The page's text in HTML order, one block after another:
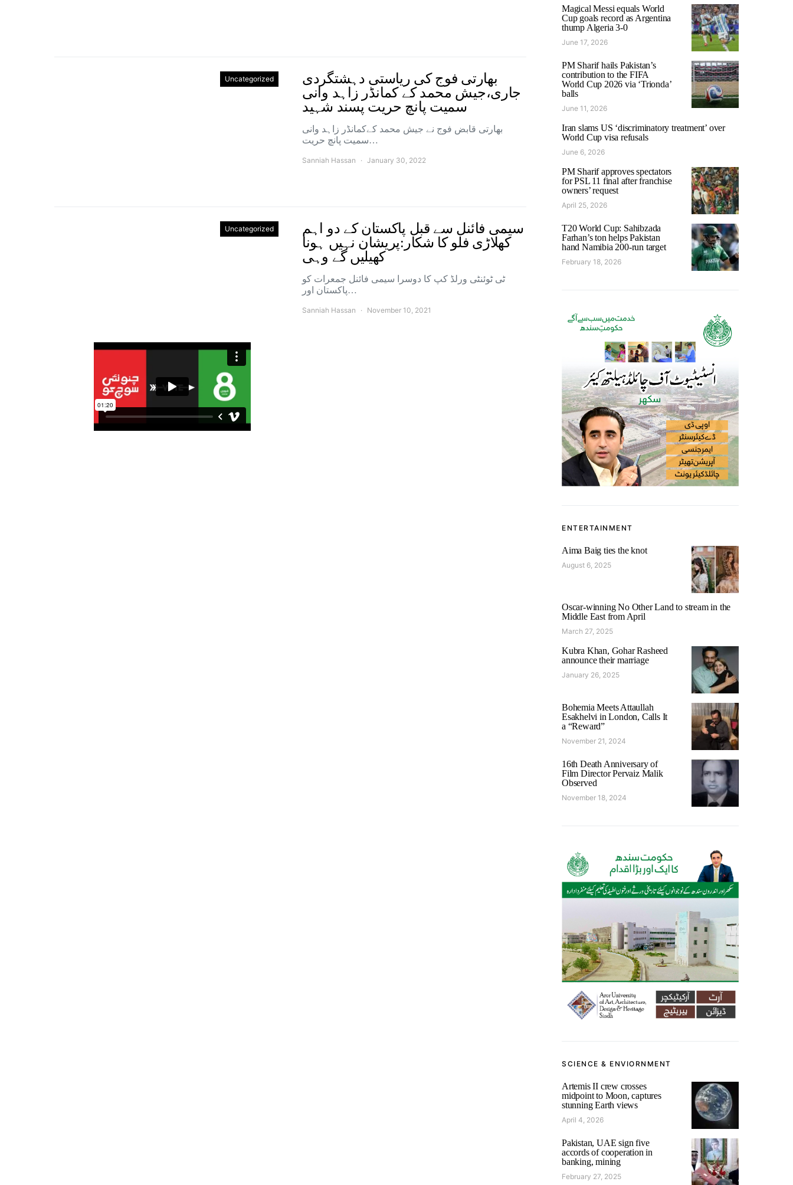
Uncategorized
بھارتی فوج کی ریاستی دہشتگردی
جاری،جیش محمد کے کمانڈر زاہد وانی
سمیت پانچ حریت پسند شہید
بھارتی قابض فوج نے جیش محمد کےکمانڈر زاہد وانی
سمیت پانچ حریت…
Sanniah Hassan January 30, 2022
Uncategorized
سیمی فائنل سے قبل پاکستان کے دو اہم
کھلاڑی فلو کا شکار:پریشان نہیں ہونا
کھیلیں گے وہی
ٹی ٹوئنٹی ورلڈ کپ کا دوسرا سیمی فائنل جمعرات کو
پاکستان اور…
Sanniah Hassan November 10, 2021
Magical Messi equals World
Cup goals record as Argentina
thump Algeria 3-0
June 17, 2026
PM Sharif hails Pakistan’s
contribution to the FIFA
World Cup 2026 via ‘Trionda’
balls
June 11, 2026
Iran slams US ‘discriminatory treatment’ over
World Cup visa refusals
June 6, 2026
PM Sharif approves spectators
for PSL 11 final after franchise
owners’ request
April 25, 2026
T20 World Cup: Sahibzada
Farhan’s ton helps Pakistan
hand Namibia 200-run target
February 18, 2026
ENTERTAINMENT
Aima Baig ties the knot
August 6, 2025
Oscar-winning No Other Land to stream in the
Middle East from April
March 27, 2025
Kubra Khan, Gohar Rasheed
announce their marriage
January 26, 2025
Bohemia Meets Attaullah
Esakhelvi in London, Calls It
a “Reward”
November 21, 2024
16th Death Anniversary of
Film Director Pervaiz Malik
Observed
November 18, 2024
SCIENCE & ENVIORNMENT
Artemis II crew crosses
midpoint to Moon, captures
stunning Earth views
April 4, 2026
Pakistan, UAE sign five
accords of cooperation in
banking, mining
February 27, 2025